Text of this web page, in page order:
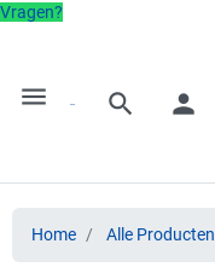
Vragen?
menu search person
Home Alle Producten